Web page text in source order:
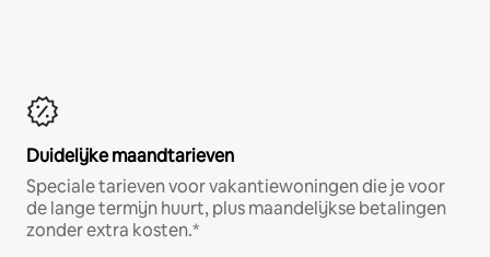
Duidelijke maandtarieven
Speciale tarieven voor vakantiewoningen die je voor
de lange termijn huurt, plus maandelijkse betalingen
zonder extra kosten.*